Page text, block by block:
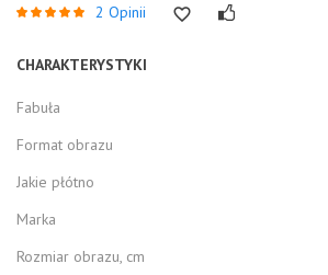
2 Opinii
CHARAKTERYSTYKI
Fabuła
Format obrazu
Jakie płótno
Marka
Rozmiar obrazu, cm